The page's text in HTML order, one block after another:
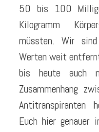
50 bis 100
Kilogramm
müssten. Wir
Werten weit
bis heute auch
Zusammenhang
Antitranspiranten
Euch hier genauer